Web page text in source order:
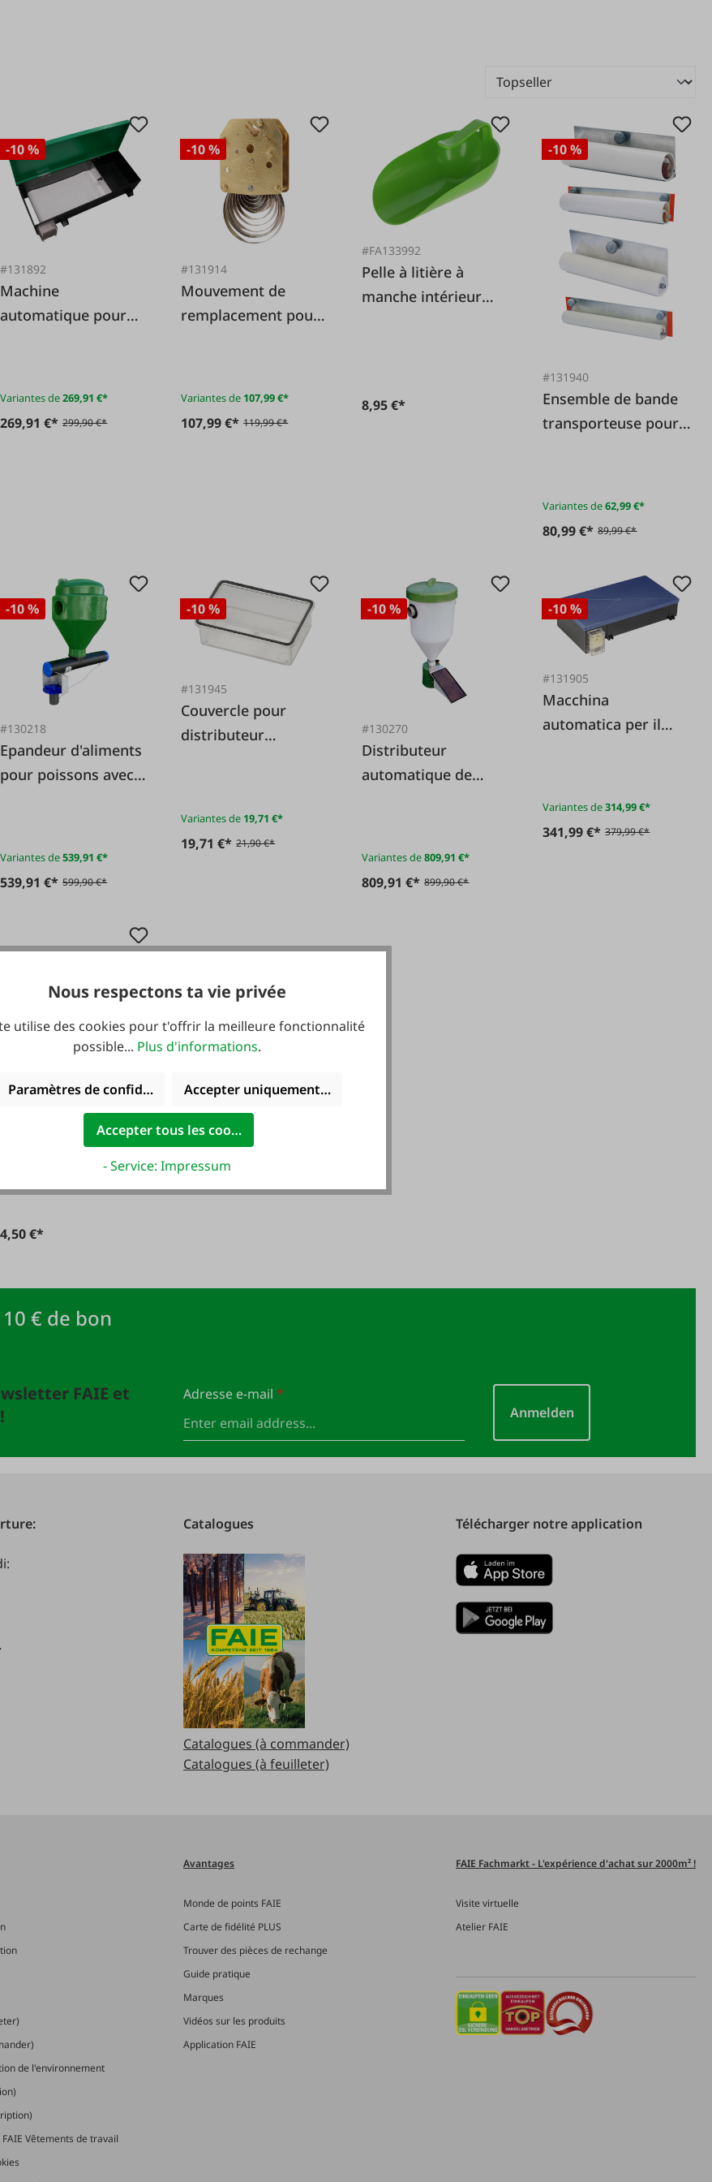
-10 %
#131892
Machine
automatique pour
Variantes de269,91 €*
269,91 €* 299,90 €*
-10 %
#131914
Mouvement de
remplacement pour
Variantes de 107,99 €*
107,99 €* 119,99 €*
#FA133992
Pelle à litière à
manche intérieur
8,95 €*
-10 %
#131940
Ensemble de bande
transporteuse pour
Variantes de62,99 €*
80,99 €* 89,99 €*
-10 %
#130218
Epandeur d'aliments
pour poissons avec
Variantes de539,91 €*
539,91 €* 599,90 €*
-10 %
#131945
Couvercle pour
distributeur
Variantes de 19,71 €*
19,71 €* 21,90 €*
-10 %
#130270
Distributeur
automatique de
Variantes de809,91 €*
809,91 €* 899,90 €*
-10 %
#131905
Macchina
automatica per il
Variantes de314,99 €*
341,99 €* 379,99 €*
Pelle à nourriture
4,50 €*
€ de bon
FAIE et
Adresse e-mail *
Anmelden
Catalogues
Catalogues (à commander)
Catalogues (à feuilleter)
Télécharger notre application
de l'environnement
Vêtements de travail
Avantages
Monde de points FAIE
Carte de fidélité PLUS
Trouver des pièces de rechange
Guide pratique
Marques
Vidéos sur les produits
Application FAIE
FAIE Fachmarkt - L'expérience d'achat sur 2000m² !
Visite virtuelle
Atelier FAIE
Nous respectons ta vie privée
utilise des cookies pour t'offrir la meilleure fonctionnalité
possible... Plus d'informations.
Paramètres de confidentialitéAccepter uniquement les cookies fonctionnels
Accepter tous les cookies
- Service: Impressum